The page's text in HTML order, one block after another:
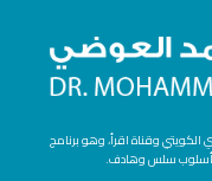
الكويتي وقناة اقرأ، وهو برنامج
بأسلوب سلس وهادف.